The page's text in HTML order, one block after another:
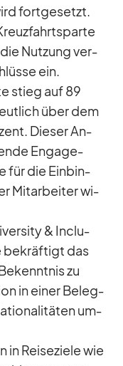
fort­ge­setzt.
Nut­zung ver­
ein.
stieg auf 89
über dem
Die­ser An­
En­ga­ge­
für die Ein­bin­
Mit­ar­bei­ter wi­
& In­clu­
be­kräf­tigt das
zu
in ei­ner Be­leg­
um­
in Rei­se­ziele wie